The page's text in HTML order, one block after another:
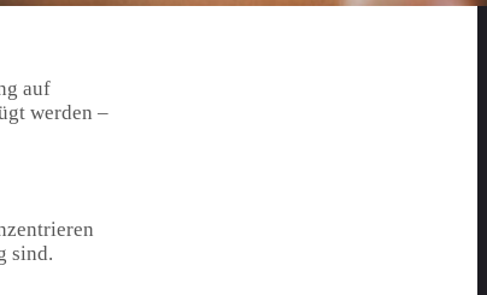
auf
werden –
sind.